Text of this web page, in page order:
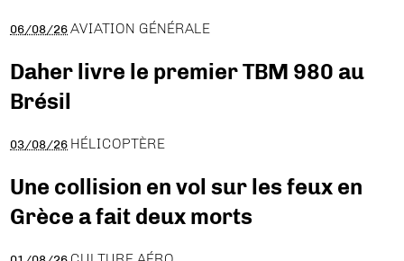
06/08/26 AVIATION GÉNÉRALE
Daher livre le premier TBM 980 au
Brésil
03/08/26 HÉLICOPTÈRE
Une collision en vol sur les feux en
Grèce a fait deux morts